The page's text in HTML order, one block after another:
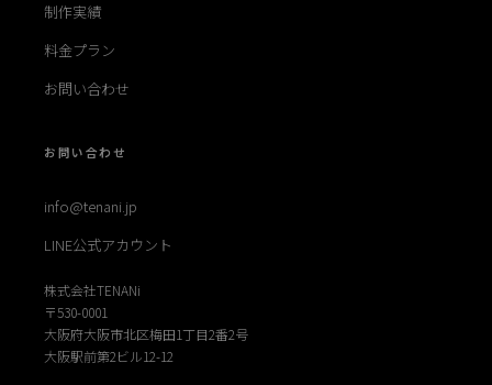
制作実績
料金プラン
お問い合わせ
お問い合わせ
info@tenani.jp
LINE公式アカウント
株式会社TENANi
〒530-0001
大阪府大阪市北区梅田1丁目2番2号
大阪駅前第2ビル12-12